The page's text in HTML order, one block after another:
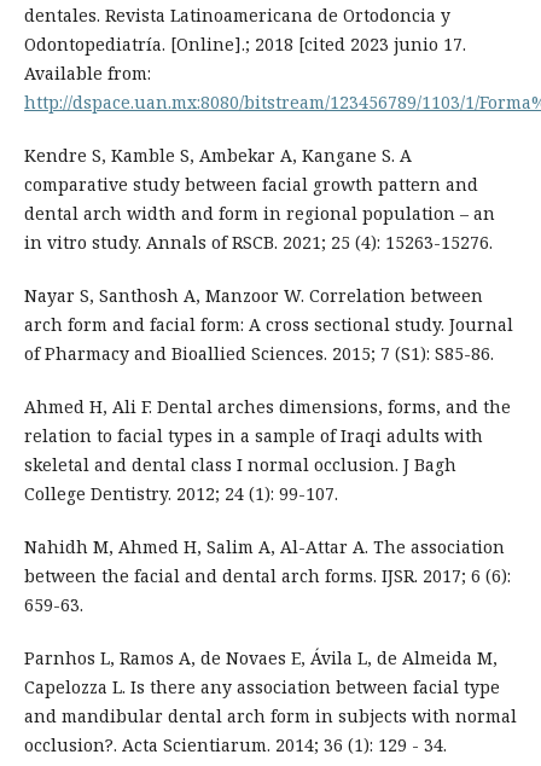
dentales. Revista Latinoamericana de Ortodoncia y
Odontopediatría. [Online].; 2018 [cited 2023 junio 17.
Available from:
http://dspace.uan.mx:8080/bitstream/123456789/1103/1/
Kendre S, Kamble S, Ambekar A, Kangane S. A
comparative study between facial growth pattern and
dental arch width and form in regional population – an
in vitro study. Annals of RSCB. 2021; 25 (4): 15263-15276.
Nayar S, Santhosh A, Manzoor W. Correlation between
arch form and facial form: A cross sectional study. Journal
of Pharmacy and Bioallied Sciences. 2015; 7 (S1): S85-86.
Ahmed H, Ali F. Dental arches dimensions, forms, and the
relation to facial types in a sample of Iraqi adults with
skeletal and dental class I normal occlusion. J Bagh
College Dentistry. 2012; 24 (1): 99-107.
Nahidh M, Ahmed H, Salim A, Al-Attar A. The association
between the facial and dental arch forms. IJSR. 2017; 6 (6):
659-63.
Parnhos L, Ramos A, de Novaes E, Ávila L, de Almeida M,
Capelozza L. Is there any association between facial type
and mandibular dental arch form in subjects with normal
occlusion?. Acta Scientiarum. 2014; 36 (1): 129 - 34.